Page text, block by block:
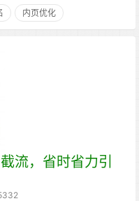
内页优化
流，省时省力引